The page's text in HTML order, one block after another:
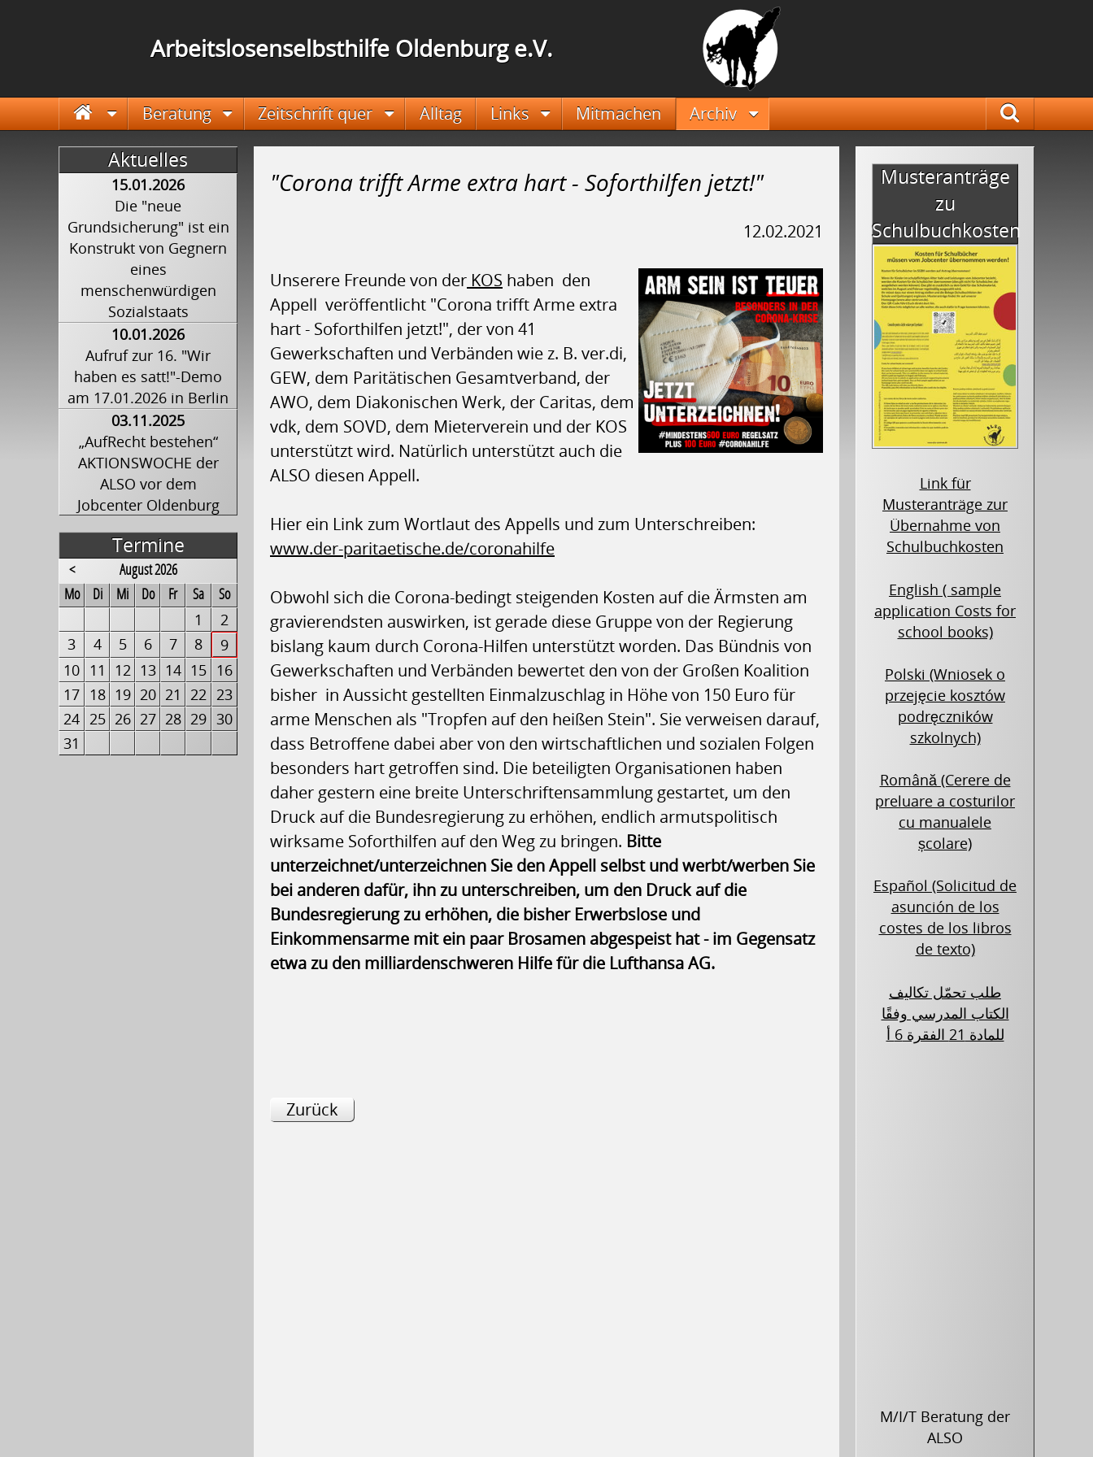
Arbeitslosenselbsthilfe Oldenburg e.V.
Navigation überspringen
StartseiteBeratung Zeitschrift quer Alltag Links Mitmachen Archiv Suche
"Corona trifft Arme extra hart - Soforthilfen jetzt!"
12.02.2021
Unserere Freunde von der KOS haben den
Appell veröffentlicht "Corona trifft Arme extra
hart - Soforthilfen jetzt!", der von 41
Gewerkschaften und Verbänden wie z. B. ver.di,
GEW, dem Paritätischen Gesamtverband, der
AWO, dem Diakonischen Werk, der Caritas, dem
vdk, dem SOVD, dem Mieterverein und der KOS
unterstützt wird. Natürlich unterstützt auch die
ALSO diesen Appell.
Hier ein Link zum Wortlaut des Appells und zum Unterschreiben:
www.der-paritaetische.de/coronahilfe
Obwohl sich die Corona-bedingt steigenden Kosten auf die Ärmsten am
gravierendsten auswirken, ist gerade diese Gruppe von der Regierung
bislang kaum durch Corona-Hilfen unterstützt worden. Das Bündnis von
Gewerkschaften und Verbänden bewertet den von der Großen Koalition
bisher in Aussicht gestellten Einmalzuschlag in Höhe von 150 Euro für
arme Menschen als "Tropfen auf den heißen Stein". Sie verweisen darauf,
dass Betroffene dabei aber von den wirtschaftlichen und sozialen Folgen
besonders hart getroffen sind. Die beteiligten Organisationen haben
daher gestern eine breite Unterschriftensammlung gestartet, um den
Druck auf die Bundesregierung zu erhöhen, endlich armutspolitisch
wirksame Soforthilfen auf den Weg zu bringen. Bitte
unterzeichnet/unterzeichnen Sie den Appell selbst und werbt/werben Sie
bei anderen dafür, ihn zu unterschreiben, um den Druck auf die
Bundesregierung zu erhöhen, die bisher Erwerbslose und
Einkommensarme mit ein paar Brosamen abgespeist hat - im Gegensatz
etwa zu den milliardenschweren Hilfe für die Lufthansa AG.
Zurück
Aktuelles
15.01.2026
Die "neue
Grundsicherung" ist ein
Konstrukt von Gegnern
eines
menschenwürdigen
Sozialstaats
10.01.2026
Aufruf zur 16. "Wir
haben es satt!"-Demo
am 17.01.2026 in Berlin
03.11.2025
„AufRecht bestehen“
AKTIONSWOCHE der
ALSO vor dem
Jobcenter Oldenburg
Termine
<
August 2026
Montag
Dienstag
Mittwoch
Donnerstag
FreitagSamstag
Sonntag
1
2
3
4 5 6 7 8
9
10 11 12 13 14 15 16
17 18 19 20 21 22 23
24 25 26 27 28 29 30
31
Musteranträge
zu
Schulbuchkosten
Link für
Musteranträge zur
Übernahme von
Schulbuchkosten
English ( sample
application Costs for
school books)
Polski (Wniosek o
przejęcie kosztów
podręczników
szkolnych)
Română (Cerere de
preluare a costurilor
cu manualele
școlare)
Español (Solicitud de
asunción de los
costes de los libros
de texto)
طلب تحمّل تكاليف
الكتاب المدرسي وفقًا
للمادة 21 الفقرة 6 أ
M/I/T Beratung der
ALSO